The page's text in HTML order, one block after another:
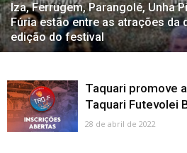
Iza, Ferrugem, Parangolé, Unha
Fúria estão entre as atrações da
edição do festival
Taquari promove
Taquari Futevolei
28 de abril de 2022